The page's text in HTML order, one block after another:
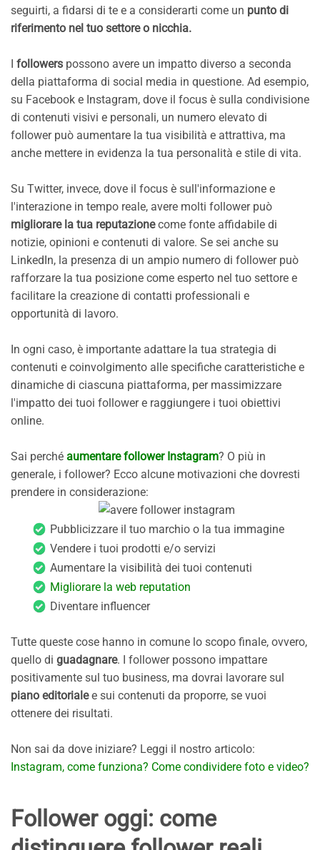
seguirti, a fidarsi di te e a considerarti come un punto di
riferimento nel tuo settore o nicchia.
I followers possono avere un impatto diverso a seconda
della piattaforma di social media in questione. Ad esempio,
su Facebook e Instagram, dove il focus è sulla condivisione
di contenuti visivi e personali, un numero elevato di
follower può aumentare la tua visibilità e attrattiva, ma
anche mettere in evidenza la tua personalità e stile di vita.
Su Twitter, invece, dove il focus è sull'informazione e
l'interazione in tempo reale, avere molti follower può
migliorare la tua reputazionecome fonte affidabile di
notizie, opinioni e contenuti di valore. Se sei anche su
LinkedIn, la presenza di un ampio numero di follower può
rafforzare la tua posizione come esperto nel tuo settore e
facilitare la creazione di contatti professionali e
opportunità di lavoro.
In ogni caso, è importante adattare la tua strategia di
contenuti e coinvolgimento alle specifiche caratteristiche e
dinamiche di ciascuna piattaforma, per massimizzare
l'impatto dei tuoi follower e raggiungere i tuoi obiettivi
online.
Sai perché aumentare follower Instagram? O più in
generale, i follower? Ecco alcune motivazioni che dovresti
prendere in considerazione:
Pubblicizzare il tuo marchio o la tua immagine
Vendere i tuoi prodotti e/o servizi
Aumentare la visibilità dei tuoi contenuti
Migliorare la web reputation
Diventare influencer
Tutte queste cose hanno in comune lo scopo finale, ovvero,
quello di guadagnare. I follower possono impattare
positivamente sul tuo business, ma dovrai lavorare sul
piano editorialee sui contenuti da proporre, se vuoi
ottenere dei risultati.
Non sai da dove iniziare? Leggi il nostro articolo:
Instagram, come funziona? Come condividere foto e video?
Follower oggi: come